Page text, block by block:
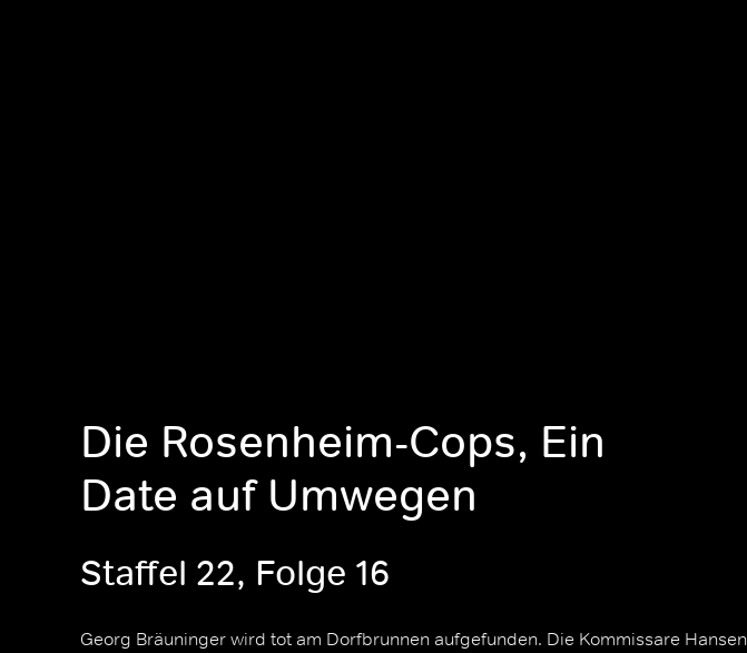
Die Rosenheim-Cops, Ein
Date auf Umwegen
Staffel 22, Folge 16
Georg Bräuninger wird tot am Dorfbrunnen aufgefunden. Die Kommissare Hansen